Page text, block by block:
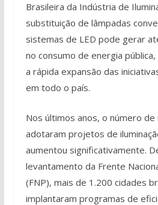
Brasileira da Indústria de
substituição de lâmpadas
sistemas de LED pode gerar
no consumo de energia
a rápida expansão das
em todo o país.
Nos últimos anos, o número de
adotaram projetos de
aumentou significativamente.
levantamento da Frente
(FNP), mais de 1.200 cidades
implantaram programas de